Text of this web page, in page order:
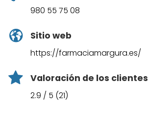
980 55 75 08
Sitio web
https://farmaciamargura.es/
Valoración de los clientes
2.9 / 5 (21)